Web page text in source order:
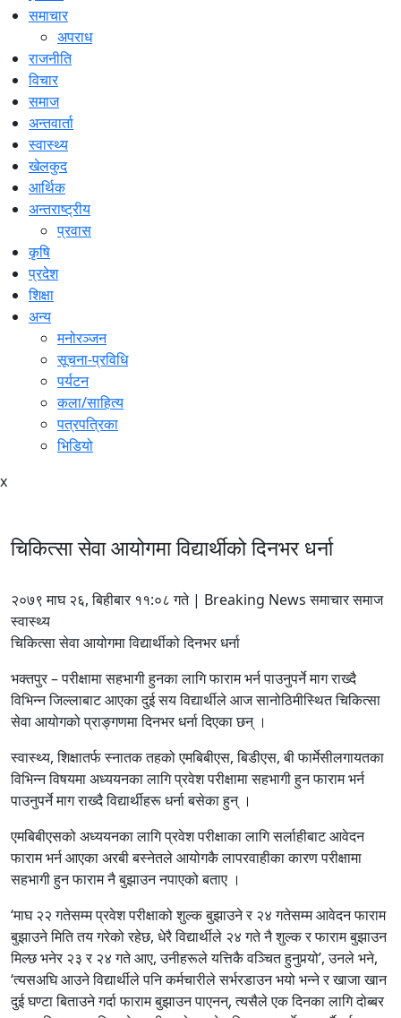
समाचार
अपराध
राजनीति
विचार
समाज
अन्तवार्ता
स्वास्थ्य
खेलकुद
आर्थिक
अन्तराष्ट्रीय
प्रवास
कृषि
प्रदेश
शिक्षा
अन्य
मनोरञ्जन
सूचना-प्रविधि
पर्यटन
कला/साहित्य
पत्रपत्रिका
भिडियो
x
चिकित्सा सेवा आयोगमा विद्यार्थीको दिनभर धर्ना
२०७९ माघ २६, बिहीबार ११:०८ गते | Breaking News समाचार समाज
स्वास्थ्य
चिकित्सा सेवा आयोगमा विद्यार्थीको दिनभर धर्ना
भक्तपुर – परीक्षामा सहभागी हुनका लागि फाराम भर्न पाउनुपर्ने माग राख्दै
विभिन्न जिल्लाबाट आएका दुई सय विद्यार्थीले आज सानोठिमीस्थित चिकित्सा
सेवा आयोगको प्राङ्गणमा दिनभर धर्ना दिएका छन् ।
स्वास्थ्य, शिक्षातर्फ स्नातक तहको एमबिबीएस, बिडीएस, बी फार्मेसीलगायतका
विभिन्न विषयमा अध्ययनका लागि प्रवेश परीक्षामा सहभागी हुन फाराम भर्न
पाउनुपर्ने माग राख्दै विद्यार्थीहरू धर्ना बसेका हुन् ।
एमबिबीएसको अध्ययनका लागि प्रवेश परीक्षाका लागि सर्लाहीबाट आवेदन
फाराम भर्न आएका अरबी बस्नेतले आयोगकै लापरवाहीका कारण परीक्षामा
सहभागी हुन फाराम नै बुझाउन नपाएको बताए ।
‘माघ २२ गतेसम्म प्रवेश परीक्षाको शुल्क बुझाउने र २४ गतेसम्म आवेदन फाराम
बुझाउने मिति तय गरेको रहेछ, धेरै विद्यार्थीले २४ गते नै शुल्क र फाराम बुझाउन
मिल्छ भनेर २३ र २४ गते आए, उनीहरूले यत्तिकै वञ्चित हुनुपर्‍यो’, उनले भने,
‘त्यसअघि आउने विद्यार्थीले पनि कर्मचारीले सर्भरडाउन भयो भन्ने र खाजा खान
दुई घण्टा बिताउने गर्दा फाराम बुझाउन पाएनन्, त्यसैले एक दिनका लागि दोब्बर